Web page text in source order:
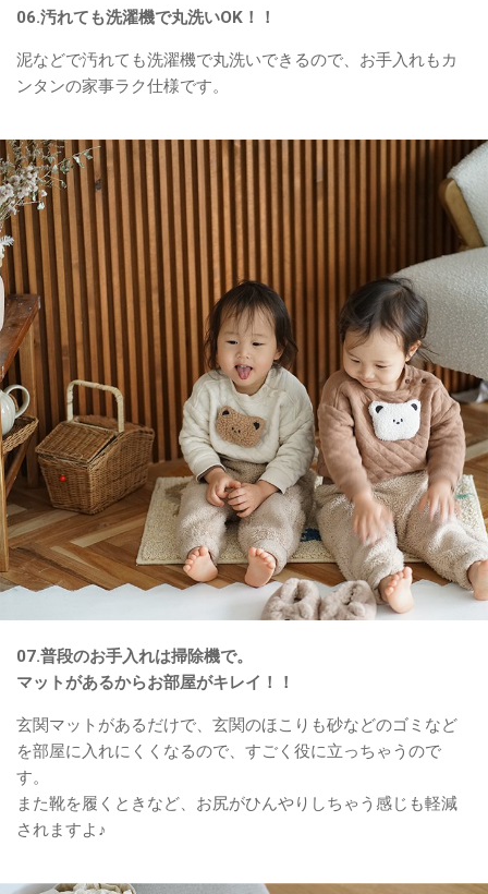
06.汚れても洗濯機で丸洗いOK！！
泥などで汚れても洗濯機で丸洗いできるので、お手入れもカ
ンタンの家事ラク仕様です。
07.普段のお手入れは掃除機で。
マットがあるからお部屋がキレイ！！
玄関マットがあるだけで、玄関のほこりも砂などのゴミなど
を部屋に入れにくくなるので、すごく役に立っちゃうので
す。
また靴を履くときなど、お尻がひんやりしちゃう感じも軽減
されますよ♪